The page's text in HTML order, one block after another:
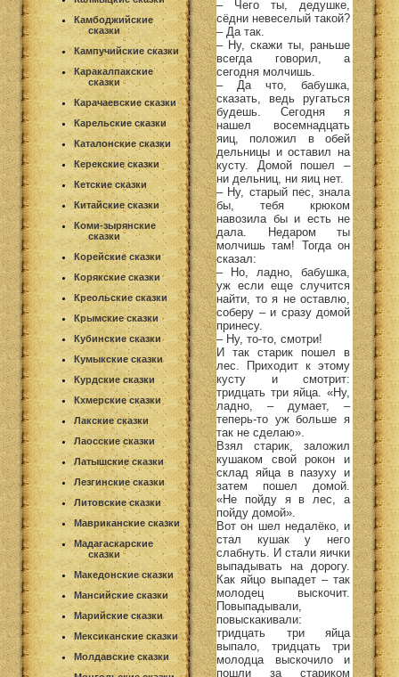
Камбоджийские
сказки
Кампучийские сказки
Каракалпакские
сказки
Карачаевские сказки
Карельские сказки
Каталонские сказки
Керекские сказки
Кетские сказки
Китайские сказки
Коми-зырянские
сказки
Корейские сказки
Корякские сказки
Креольские сказки
Крымские сказки
Кубинские сказки
Кумыкские сказки
Курдские сказки
Кхмерские сказки
Лакские сказки
Лаосские сказки
Латышские сказки
Лезгинские сказки
Литовские сказки
Мавриканские сказки
Мадагаскарские
сказки
Македонские сказки
Мансийские сказки
Марийские сказки
Мексиканские сказки
Молдавские сказки
– Чего ты, дедушке,
сёдни невеселый такой?
– Да так.
– Ну, скажи ты, раньше
всегда говорил, а
сегодня молчишь.
– Да что, бабушка,
сказать, ведь ругаться
будешь. Сегодня я
нашел восемнадцать
яиц, положил в обей
дельницы и оставил на
кусту. Домой пошел –
ни дельниц, ни яиц нет.
– Ну, старый пес, знала
бы, тебя крюком
навозила бы и есть не
дала. Недаром ты
молчишь там! Тогда он
сказал:
– Но, ладно, бабушка,
уж если еще случится
найти, то я не оставлю,
соберу – и сразу домой
принесу.
– Ну, то-то, смотри!
И так старик пошел в
лес. Приходит к этому
кусту и смотрит:
тридцать три яйца. «Ну,
ладно, – думает, –
теперь-то уж больше я
так не сделаю».
Взял старик, заложил
кушаком свой рокон и
склад яйца в пазуху и
затем пошел домой.
«Не пойду я в лес, а
пойду домой».
Вот он шел недалёко, и
стал кушак у него
слабнуть. И стали яички
выпадывать на дорогу.
Как яйцо выпадет – так
молодец выскочит.
Повыпадывали,
повыскакивали:
тридцать три яйца
выпало, тридцать три
молодца выскочило и
пошли за стариком